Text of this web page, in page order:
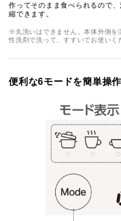
作ってそのまま食べられるので
縮できます。
※丸洗いはできません。本体外側を
性洗剤で洗って、すすいでお使いく
便利な6モードを簡単操作